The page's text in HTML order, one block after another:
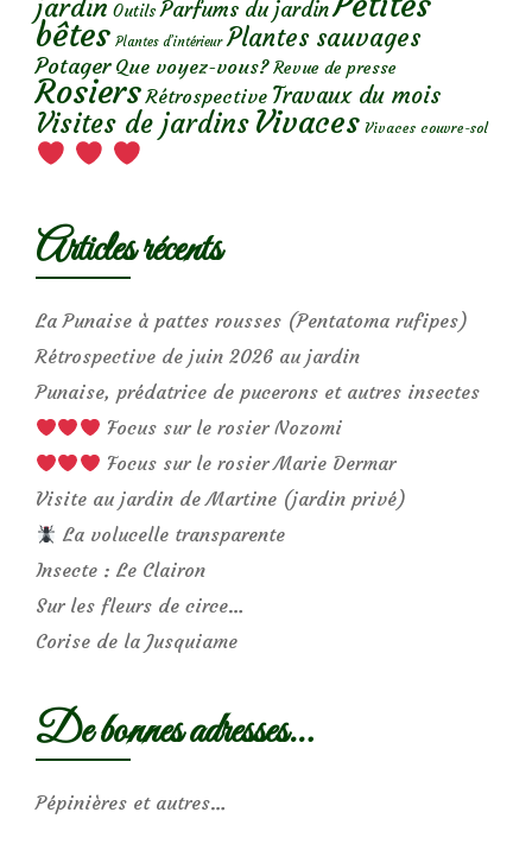
jardin Outils Parfums du jardin
bêtes Plantes d’intérieur Plantes sauvages
Potager Que voyez-vous? Revue de presse
Rosiers Rétrospective Travaux du mois
Visites de jardins Vivaces Vivaces couvre-sol
Articles récents
La Punaise à pattes rousses (Pentatoma rufipes)
Rétrospective de juin 2026 au jardin
Punaise, prédatrice de pucerons et autres insectes
Focus sur le rosier Nozomi
Focus sur le rosier Marie Dermar
Visite au jardin de Martine (jardin privé)
La volucelle transparente
Insecte : Le Clairon
Sur les fleurs de circe…
Corise de la Jusquiame
De bonnes adresses…
Pépinières et autres…